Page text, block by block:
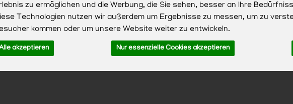
zu ermöglichen und die Werbung, die Sie sehen, besser an Ihre
Technologien nutzen wir außerdem um Ergebnisse zu messen, um zu
kommen oder um unsere Website weiter zu entwickeln.
akzeptieren Nur essenzielle Cookies akzeptieren
zuzüglich Versandkosten, Pfand und optionaler Servicegebühren.